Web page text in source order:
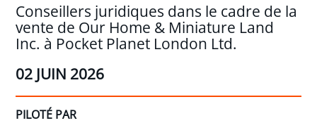
Conseillers juridiques dans le cadre de la
vente de Our Home & Miniature Land
Inc. à Pocket Planet London Ltd.
02 JUIN 2026
PILOTÉ PAR